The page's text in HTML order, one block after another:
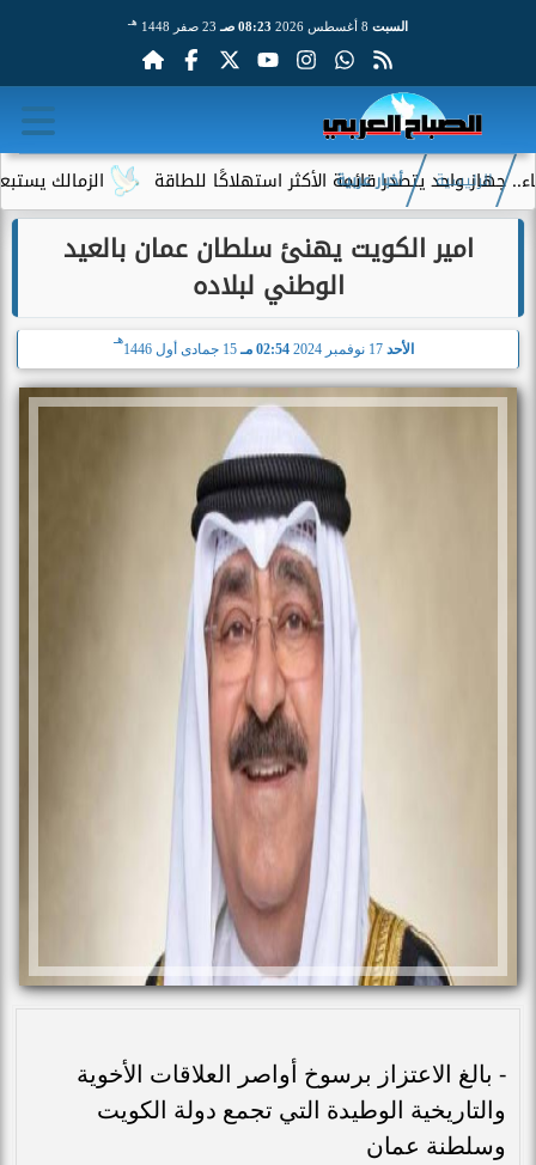
السبت 08:23 صـ 23 صفر 1448 هـ
الزمالك يستبعد 4 لاعبين شباب من حساباته في الموسم الجديد واحد يتصدر قائمة الأكثر استهلاكًا للطاقة
الرئيسية أخبار عربية
امير الكويت يهنئ سلطان عمان بالعيد
الوطني لبلاده
الأحد 17 نوفمبر 2024 02:54 مـ 15 جمادى أول 1446
هـ
- بالغ الاعتزاز برسوخ أواصر العلاقات الأخوية
والتاريخية الوطيدة التي تجمع دولة الكويت
وسلطنة عمان